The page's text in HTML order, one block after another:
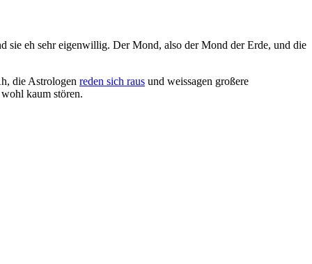
sie eh sehr eigenwillig. Der Mond, also der Mond der Erde, und die
die Astrologen reden sich raus und weissagen großere
kaum stören.